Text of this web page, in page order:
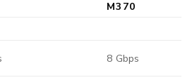
M370
8 Gbps